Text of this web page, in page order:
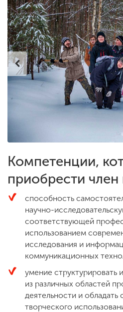
Компетенции,
приобрести член
способность
научно-
соответствующей
использованием
исследования и
коммуникационных
умение структурировать
из различных областей
деятельности и
творческого